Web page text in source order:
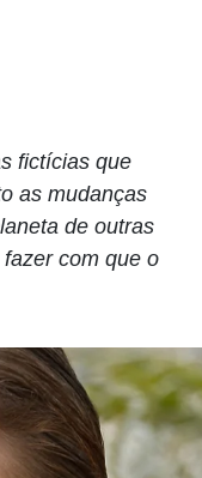
fictícias que
as mudanças
de outras
com que o